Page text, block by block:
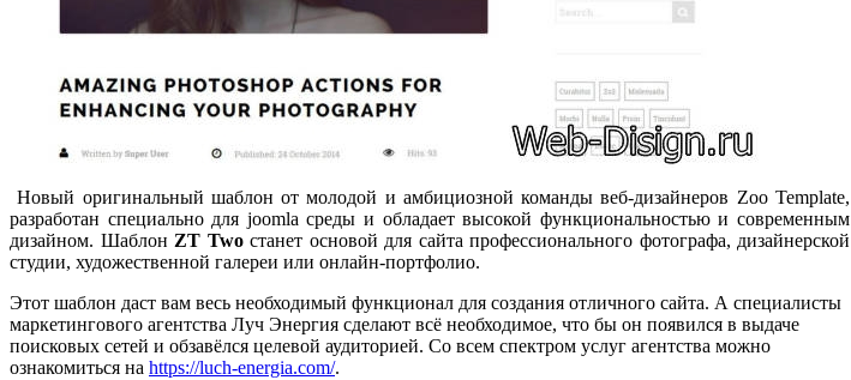
Новый оригинальный шаблон от молодой и амбициозной команды веб-дизайнеров Zoo Template,
разработан специально для joomla среды и обладает высокой функциональностью и современным
дизайном. Шаблон ZT Twoстанет основой для сайта профессионального фотографа, дизайнерской
студии, художественной галереи или онлайн-портфолио.
Этот шаблон даст вам весь необходимый функционал для создания отличного сайта. А специалисты
маркетингового агентства Луч Энергия сделают всё необходимое, что бы он появился в выдаче
поисковых сетей и обзавёлся целевой аудиторией. Со всем спектром услуг агентства можно
ознакомиться на https://luch-energia.com/.